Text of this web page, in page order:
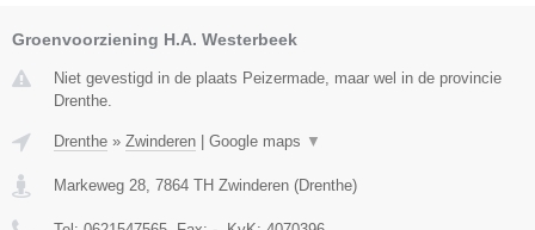
Groenvoorziening H.A. Westerbeek
Niet gevestigd in de plaats Peizermade, maar wel in de provincie
Drenthe.
Drenthe » Zwinderen | Google maps ▼
Markeweg 28 7864 TH Zwinderen (Drenthe)